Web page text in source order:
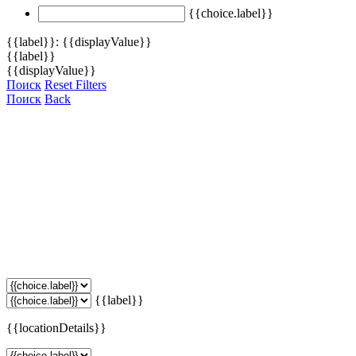
{{choice.label}}
{{label}}: {{displayValue}}
{{label}}
{{displayValue}}
Поиск Reset Filters
Поиск Back
{{label}}
{{locationDetails}}